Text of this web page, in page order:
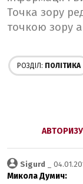
Точка зору
точкою зору
РОЗДІЛ: ПОЛІТИКА
Sigurd _
Микола Думич: